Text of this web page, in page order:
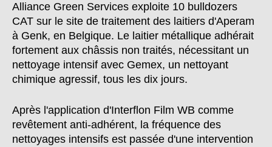
Alliance Green Services exploite 10 bulldozers
CAT sur le site de traitement des laitiers d'Aperam
à Genk, en Belgique. Le laitier métallique adhérait
fortement aux châssis non traités, nécessitant un
nettoyage intensif avec Gemex, un nettoyant
chimique agressif, tous les dix jours.
Après l'application d'Interflon Film WB comme
revêtement anti-adhérent, la fréquence des
nettoyages intensifs est passée d'une intervention